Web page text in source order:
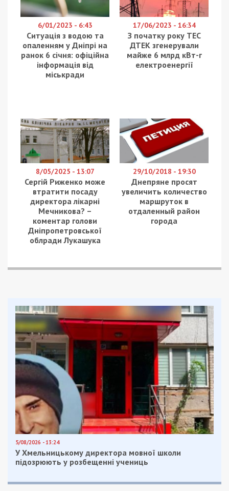
6/01/2023 - 6:43
Ситуація з водою та
опаленням у Дніпрі на
ранок 6 січня: офіційна
інформація від
міськради
17/06/2023 - 16:34
З початку року ТЕС
ДТЕК згенерували
майже 6 млрд кВт-г
електроенергії
8/05/2025 - 13:07
Сергій Риженко може
втратити посаду
директора лікарні
Мечникова? –
коментар голови
Дніпропетровської
облради Лукашука
29/10/2018 - 19:30
Днепряне просят
увеличить количество
маршруток в
отдаленный район
города
5/08/2026 - 13:24
У Хмельницькому директора мовної школи
підозрюють у розбещенні учениць